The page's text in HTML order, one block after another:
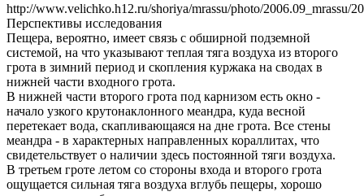
http://www.velichko.h12.ru/shoriya/mrassu/photo/2006.09_mrassu/
Перспективы исследования
Пещера, вероятно, имеет связь с обширной подземной
системой, на что указывают теплая тяга воздуха из второго
грота в зимний период и скопления куржака на сводах в
нижней части входного грота.
В нижней части второго грота под карнизом есть окно -
начало узкого крутонаклонного меандра, куда весной
перетекает вода, скапливающаяся на дне грота. Все стены
меандра - в характерных направленных кораллитах, что
свидетельствует о наличии здесь постоянной тяги воздуха.
В третьем гроте летом со стороны входа и второго грота
ощущается сильная тяга воздуха вглубь пещеры, хорошо